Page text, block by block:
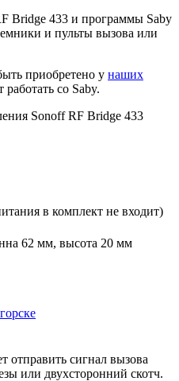
Bridge 433 и программы Saby
и пульты вызова или
приобретено у наших
работать со Saby.
Sonoff RF Bridge 433
в комплект не входит)
62 мм, высота 20 мм
отправить сигнал вызова
или двухсторонний скотч.